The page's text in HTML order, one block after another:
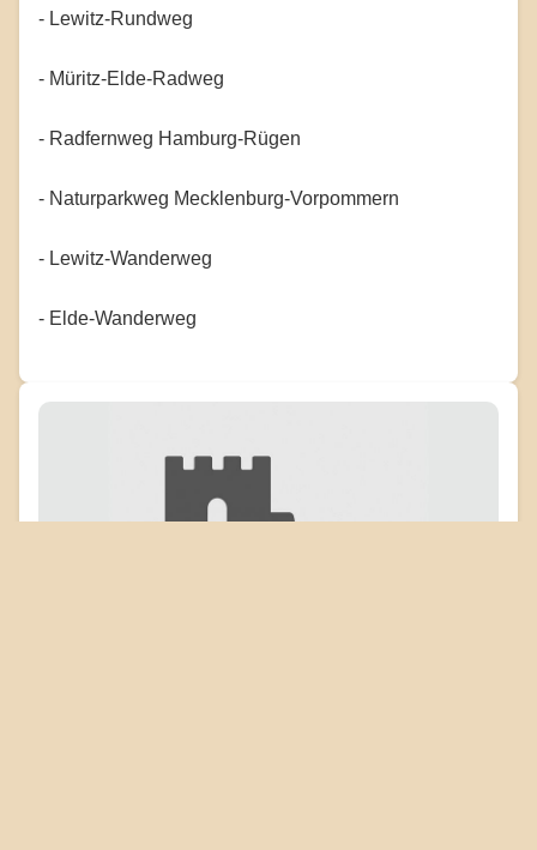
- Lewitz-Rundweg
- Müritz-Elde-Radweg
- Radfernweg Hamburg-Rügen
- Naturparkweg Mecklenburg-Vorpommern
- Lewitz-Wanderweg
- Elde-Wanderweg